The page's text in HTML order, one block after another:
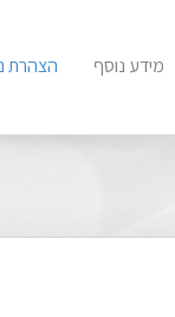
מידע נוסף הצהרת